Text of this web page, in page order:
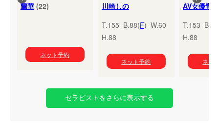
蘭華(22)
ネット予約
川崎しの
T.155 B.88(F) W.60
H.88
ネット予約
T.153
H.88
ネッ
セラピストをさらに表示する